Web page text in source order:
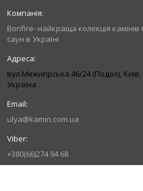
Bonfire- найкраща колекція камінів і
саун в Україні
вул.Межигірська 46/24 (Подол), Київ,
Україна
ulya@kamin.com.ua
+380(66)274 94 68